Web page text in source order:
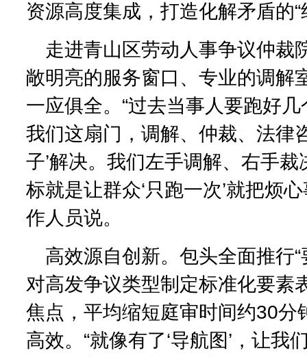
资源高度集成，打造化解矛盾的“
走进青山区劳动人事争议仲裁
敞明亮的服务窗口、专业的调解
一应俱全。“过去当事人要跑好
我们这扇门，调解、仲裁、法律
子’解决。我们左手调解、右手
标就是让群众‘只跑一次’就把烦
作人员说。
高效源自创新。包头全面推行“
对高发争议类型制定标准化要素
焦点，平均缩短庭审时间约30分
高效。“就像有了‘导航图’，让我